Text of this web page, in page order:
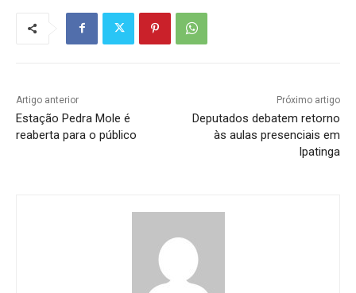
Artigo anterior
Estação Pedra Mole é
reaberta para o público
Próximo artigo
Deputados debatem retorno
às aulas presenciais em
Ipatinga